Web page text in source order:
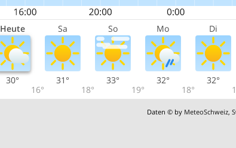
Heute Sa So Mo Di
30°
16°
31°
18°
33°
19°
32°
18°
32°
Daten © by MeteoSchweiz,